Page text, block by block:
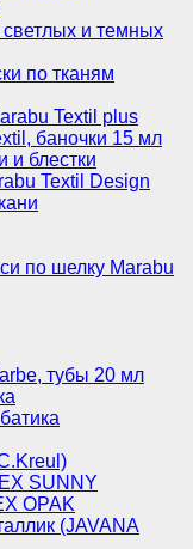
светлых и темных
по тканям
Textil plus
баночки 15 мл
и блестки
Textil Design
по шелку Marabu
тубы 20 мл
SUNNY
OPAK
(JAVANA